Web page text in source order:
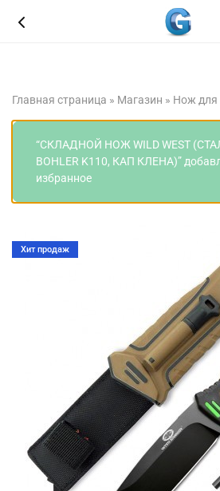
8 (3462 ) 49 49
Главная страница » Магазин » Нож для
“СКЛАДНОЙ НОЖ WILD WEST
BOHLER K110, КАП КЛЕНА)”
избранное
Хит продаж